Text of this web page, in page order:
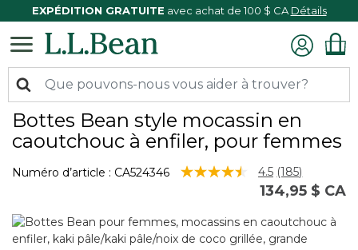
EXPÉDITION GRATUITE avec achat de 100 $ CA Détails
Bottes Bean style mocassin en
caoutchouc à enfiler, pour femmes
Numéro d’article : CA524346 5 sur 5 Évaluation des clients
4.5 Lire
les
185
Lien
vers
(185)
134,95 $ CA